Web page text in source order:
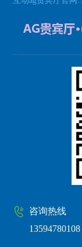
咨询热线
13594780108